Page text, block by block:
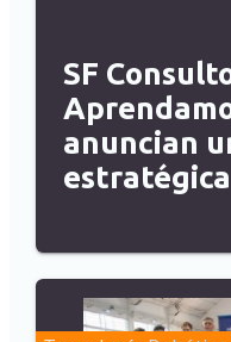
SF
anuncian
estratégica